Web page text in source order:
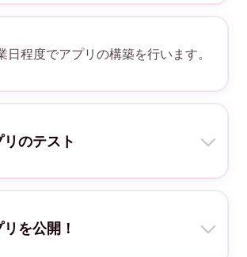
Play Console
す。
ただきます。
Play Console - ユーザーの追加
Store Connect - アクセス権の編集
日程度でアプリの構築を行います。
リのテスト
されたアプリをテストバージョン
を公開！